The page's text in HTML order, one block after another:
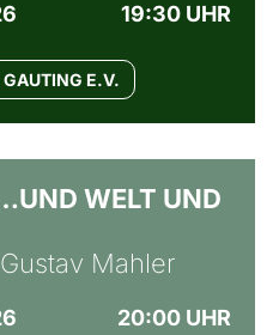
19:30 UHR
GAUTING E.V.
WELT UND
Mahler
20:00 UHR